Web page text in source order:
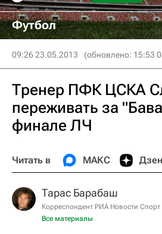
Футбол
09:26 23.05.2013 (обновлено: 15:53
Тренер ПФК ЦСКА
переживать за
финале ЛЧ
Читать в МАКС Дзен
Тарас Барабаш
Корреспондент РИА Новости Спорт
Все материалы